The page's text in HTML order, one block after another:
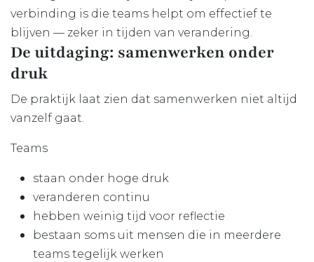
verbinding is die teams helpt om effectief te
blijven — zeker in tijden van verandering.
De uitdaging: samenwerken onder
druk
De praktijk laat zien dat samenwerken niet altijd
vanzelf gaat.
Teams
staan onder hoge druk ​
veranderen continu ​
hebben weinig tijd voor reflectie ​
bestaan soms uit mensen die in meerdere
teams tegelijk werken